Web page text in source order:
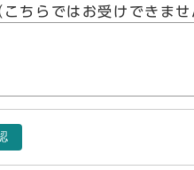
ちらではお受けできま